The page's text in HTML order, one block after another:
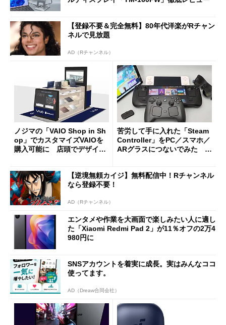
【登録不要＆完全無料】80年代洋楽がRチャン
ネルで見放題
AD（Rチャンネル）
ノジマの「VAIO Shop in Sh
op」でカスタマイズVAIOを
購入可能に 店頭でデザイン
苦労して手に入れた「Steam
Controller」をPC／スマホ／
ARグラスにつないでみた ゲ
【逆境無頼カイジ】無料配信中！Rチャンネル
なら登録不要！
AD（Rチャンネル）
エンタメや作業を大画面で楽しみたい人に適し
た「Xiaomi Redmi Pad 2」が11％オフの2万4
980円に
SNSアカウントを着実に成長。実はみんなココ
使ってます。
AD（Dreaw合同会社）